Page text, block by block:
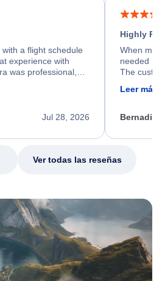
a flight schedule
experience with
was professional,
a solution and
service.
Jul 28, 2026
Highly
When my
needed
The
my issue.
Leer más
Ver todas las reseñas